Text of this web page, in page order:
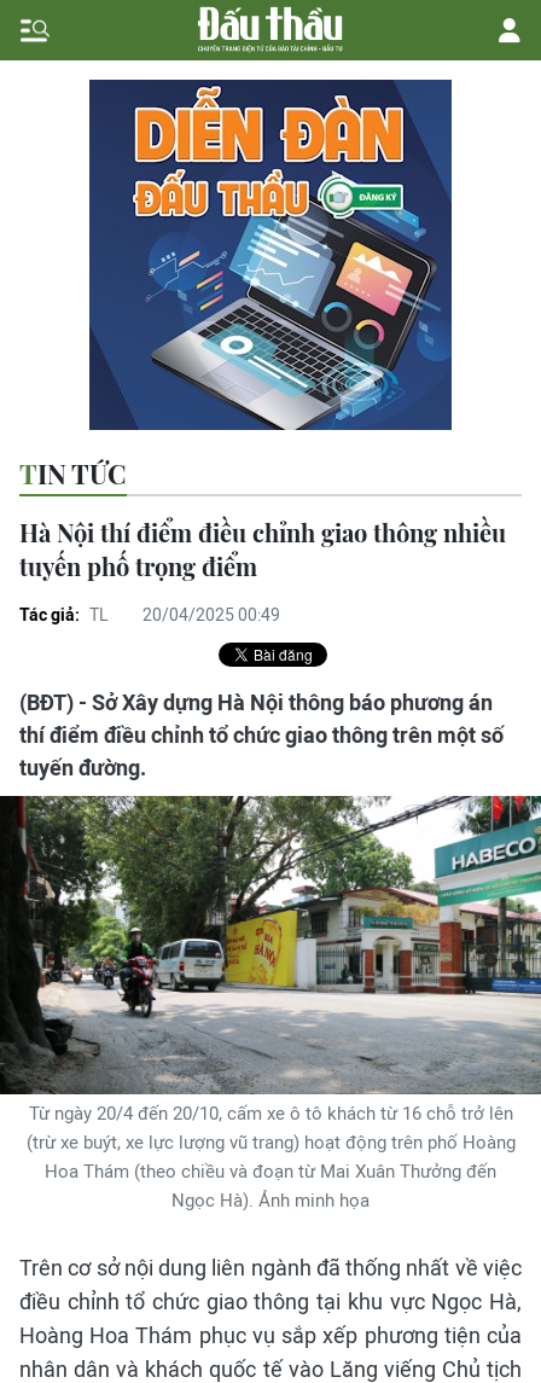
TIN TỨC
Hà Nội thí điểm điều chỉnh giao thông nhiều
tuyến phố trọng điểm
Tác giả: TL 20/04/2025 00:49
(BĐT) - Sở Xây dựng Hà Nội thông báo phương án
thí điểm điều chỉnh tổ chức giao thông trên một số
tuyến đường.
Từ ngày 20/4 đến 20/10, cấm xe ô tô khách từ 16 chỗ trở lên
(trừ xe buýt, xe lực lượng vũ trang) hoạt động trên phố Hoàng
Hoa Thám (theo chiều và đoạn từ Mai Xuân Thưởng đến
Ngọc Hà). Ảnh minh họa
Trên cơ sở nội dung liên ngành đã thống nhất về việc
điều chỉnh tổ chức giao thông tại khu vực Ngọc Hà,
Hoàng Hoa Thám phục vụ sắp xếp phương tiện của
nhân dân và khách quốc tế vào Lăng viếng Chủ tịch